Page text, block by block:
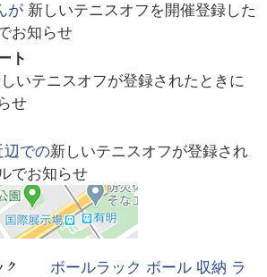
が 新しいテニスオフを開催登録した
お知らせ
ト
いテニスオフが登録されたときに
せ
辺での新しいテニスオフが登録され
でお知らせ
ボールラック ボール 収納 ラ